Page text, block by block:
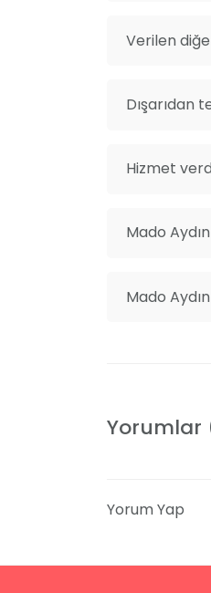
Verilen
Dışarıdan
Hizmet
Mado
Mado
Yorumlar
Yorum Yap